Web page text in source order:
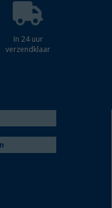
In 24 uur
verzendklaar